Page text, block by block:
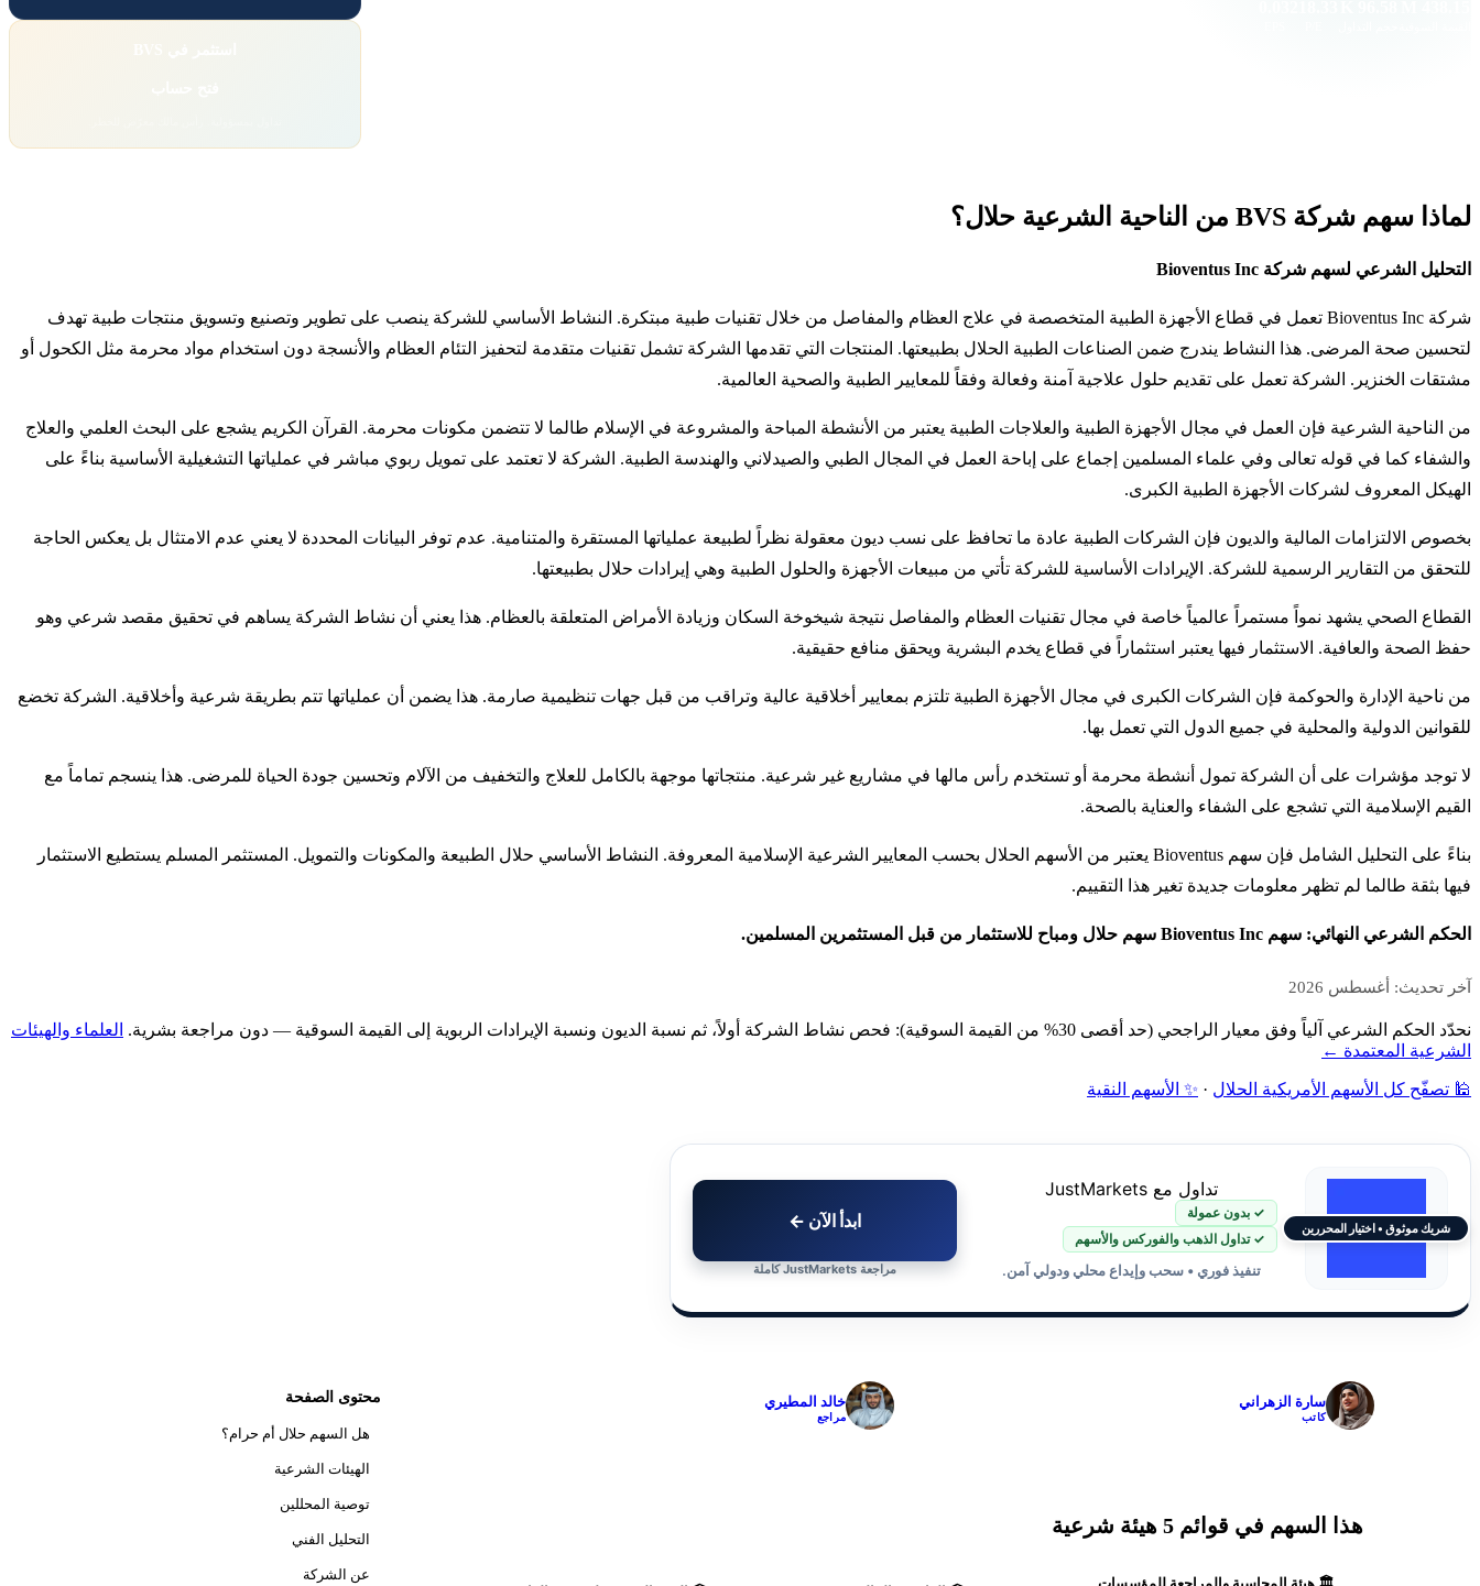
لماذا سهم شركة BVS من الناحية الشرعية حلال؟
التحليل الشرعي لسهم شركة Bioventus Inc
شركة Bioventus Inc تعمل في قطاع الأجهزة الطبية المتخصصة في علاج العظام والمفاصل من خلال تقنيات طبية مبتكرة. النشاط الأساسي للشركة ينصب على تطوير وتصنيع وتسويق منتجات طبية تهدف
لتحسين صحة المرضى. هذا النشاط يندرج ضمن الصناعات الطبية الحلال بطبيعتها. المنتجات التي تقدمها الشركة تشمل تقنيات متقدمة لتحفيز التئام العظام والأنسجة دون استخدام مواد محرمة مثل الكحول أو
مشتقات الخنزير. الشركة تعمل على تقديم حلول علاجية آمنة وفعالة وفقاً للمعايير الطبية والصحية العالمية.
من الناحية الشرعية فإن العمل في مجال الأجهزة الطبية والعلاجات الطبية يعتبر من الأنشطة المباحة والمشروعة في الإسلام طالما لا تتضمن مكونات محرمة. القرآن الكريم يشجع على البحث العلمي والعلاج
والشفاء كما في قوله تعالى وفي علماء المسلمين إجماع على إباحة العمل في المجال الطبي والصيدلاني والهندسة الطبية. الشركة لا تعتمد على تمويل ربوي مباشر في عملياتها التشغيلية الأساسية بناءً على
الهيكل المعروف لشركات الأجهزة الطبية الكبرى.
بخصوص الالتزامات المالية والديون فإن الشركات الطبية عادة ما تحافظ على نسب ديون معقولة نظراً لطبيعة عملياتها المستقرة والمتنامية. عدم توفر البيانات المحددة لا يعني عدم الامتثال بل يعكس الحاجة
للتحقق من التقارير الرسمية للشركة. الإيرادات الأساسية للشركة تأتي من مبيعات الأجهزة والحلول الطبية وهي إيرادات حلال بطبيعتها.
القطاع الصحي يشهد نمواً مستمراً عالمياً خاصة في مجال تقنيات العظام والمفاصل نتيجة شيخوخة السكان وزيادة الأمراض المتعلقة بالعظام. هذا يعني أن نشاط الشركة يساهم في تحقيق مقصد شرعي وهو
حفظ الصحة والعافية. الاستثمار فيها يعتبر استثماراً في قطاع يخدم البشرية ويحقق منافع حقيقية.
من ناحية الإدارة والحوكمة فإن الشركات الكبرى في مجال الأجهزة الطبية تلتزم بمعايير أخلاقية عالية وتراقب من قبل جهات تنظيمية صارمة. هذا يضمن أن عملياتها تتم بطريقة شرعية وأخلاقية. الشركة تخضع
للقوانين الدولية والمحلية في جميع الدول التي تعمل بها.
لا توجد مؤشرات على أن الشركة تمول أنشطة محرمة أو تستخدم رأس مالها في مشاريع غير شرعية. منتجاتها موجهة بالكامل للعلاج والتخفيف من الآلام وتحسين جودة الحياة للمرضى. هذا ينسجم تماماً مع
القيم الإسلامية التي تشجع على الشفاء والعناية بالصحة.
بناءً على التحليل الشامل فإن سهم Bioventus يعتبر من الأسهم الحلال بحسب المعايير الشرعية الإسلامية المعروفة. النشاط الأساسي حلال الطبيعة والمكونات والتمويل. المستثمر المسلم يستطيع الاستثمار
فيها بثقة طالما لم تظهر معلومات جديدة تغير هذا التقييم.
الحكم الشرعي النهائي: سهم Bioventus Inc سهم حلال ومباح للاستثمار من قبل المستثمرين المسلمين.
آخر تحديث: أغسطس 2026
نحدّد الحكم الشرعي آلياً وفق معيار الراجحي (حد أقصى 30% من القيمة السوقية): فحص نشاط الشركة أولاً، ثم نسبة الديون ونسبة الإيرادات الربوية إلى القيمة السوقية — دون مراجعة بشرية.
العلماء والهيئات
الشرعية المعتمدة ←
🕌 تصفّح كل الأسهم الأمريكية الحلال · ✨ الأسهم النقية
شريك موثوق • اختيار المحررين
تداول مع JustMarkets
✓ بدون عمولة
✓ تداول الذهب والفوركس والأسهم
تنفيذ فوري • سحب وإيداع محلي ودولي آمن.
ابدأ الآن ←
مراجعة JustMarkets كاملة
محتوى الصفحة
هل السهم حلال أم حرام؟
الهيئات الشرعية
توصية المحللين
التحليل الفني
عن الشركة
سارة الزهراني
كاتب
خالد المطيري
مراجع
هذا السهم في قوائم 5 هيئة شرعية